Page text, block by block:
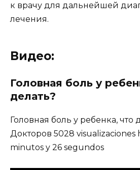
к врачу для дальнейшей
лечения.
Видео:
Головная боль у
делать?
Головная боль у ребенка, что
Докторов 5028 visualizaciones
minutos y 26 segundos